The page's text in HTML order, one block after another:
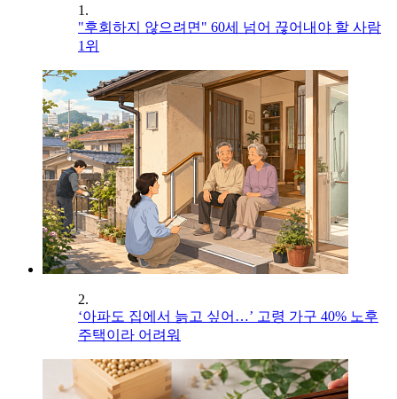
1.
"후회하지 않으려면" 60세 넘어 끊어내야 할 사람
1위
2.
‘아파도 집에서 늙고 싶어…’ 고령 가구 40% 노후
주택이라 어려워